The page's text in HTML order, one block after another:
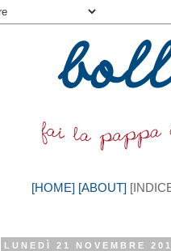
[HOME] [ABOUT]
LUNEDÌ 21 NOVEMBRE